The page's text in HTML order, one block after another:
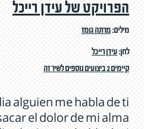
הפרויקט של עידן רייכל
מילים:מרתה גומז
לחן:עידן רייכל
קיימים 2 ביצועים נוספים לשיר זה
alguien me habla de ti
el dolor de mi alma